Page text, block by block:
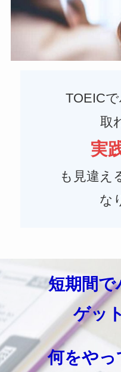
TOEIC
取
実
も見違え
な
短期間で
ゲッ
何をや